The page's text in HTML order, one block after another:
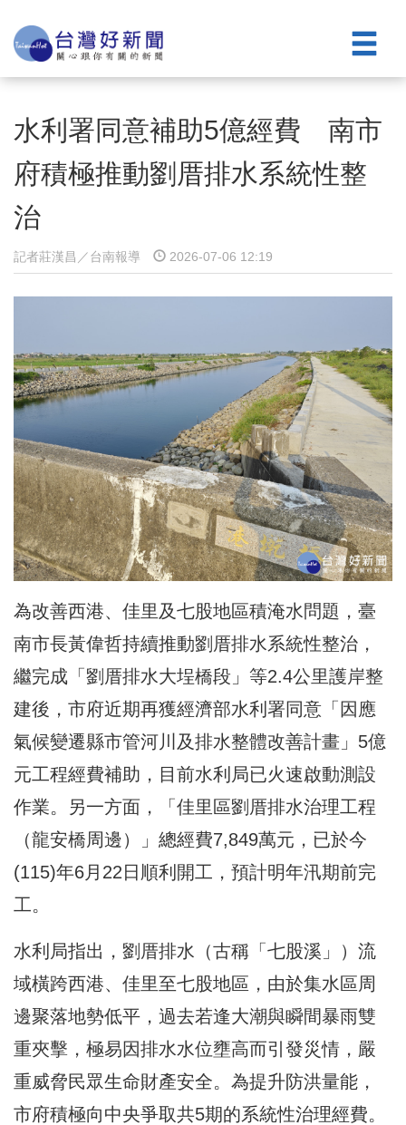
水利署同意補助5億經費 南市
府積極推動劉厝排水系統性整
治
記者莊漢昌／台南報導 2026-07-06 12:19
為改善西港、佳里及七股地區積淹水問題，臺
南市長黃偉哲持續推動劉厝排水系統性整治，
繼完成「劉厝排水大埕橋段」等2.4公里護岸整
建後，市府近期再獲經濟部水利署同意「因應
氣候變遷縣市管河川及排水整體改善計畫」5億
元工程經費補助，目前水利局已火速啟動測設
作業。另一方面，「佳里區劉厝排水治理工程
（龍安橋周邊）」總經費7,849萬元，已於今
(115)年6月22日順利開工，預計明年汛期前完
工。
水利局指出，劉厝排水（古稱「七股溪」）流
域橫跨西港、佳里至七股地區，由於集水區周
邊聚落地勢低平，過去若逢大潮與瞬間暴雨雙
重夾擊，極易因排水水位壅高而引發災情，嚴
重威脅民眾生命財產安全。為提升防洪量能，
市府積極向中央爭取共5期的系統性治理經費。